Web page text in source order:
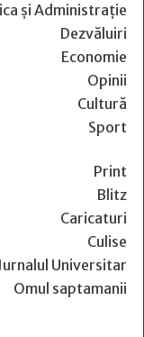
și Administrație
Dezvăluiri
Economie
Opinii
Cultură
Sport
Print
Blitz
Caricaturi
Culise
Universitar
Omul saptamanii